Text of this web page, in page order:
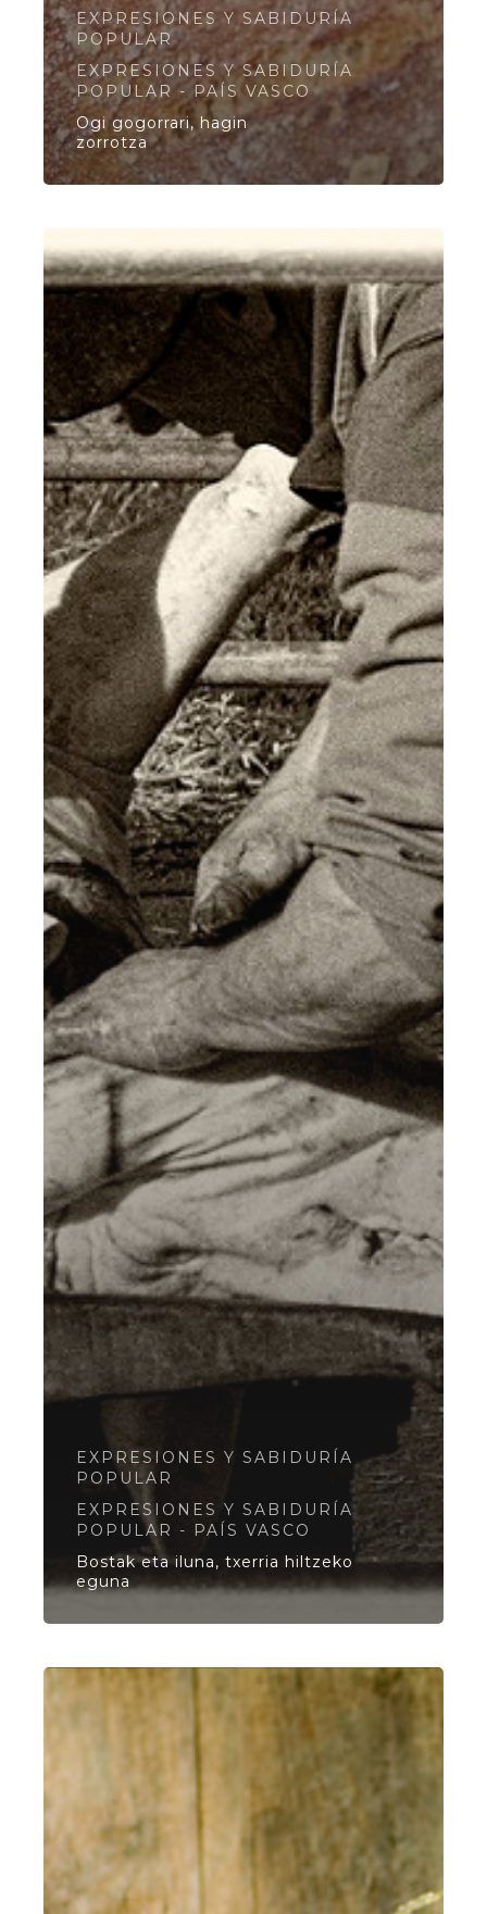
EXPRESIONES Y SABIDURÍA
POPULAR
EXPRESIONES Y SABIDURÍA
POPULAR - PAÍS VASCO
Ogi gogorrari, hagin
zorrotza
EXPRESIONES Y SABIDURÍA
POPULAR
EXPRESIONES Y SABIDURÍA
POPULAR - PAÍS VASCO
Bostak eta iluna, txerria hiltzeko
eguna